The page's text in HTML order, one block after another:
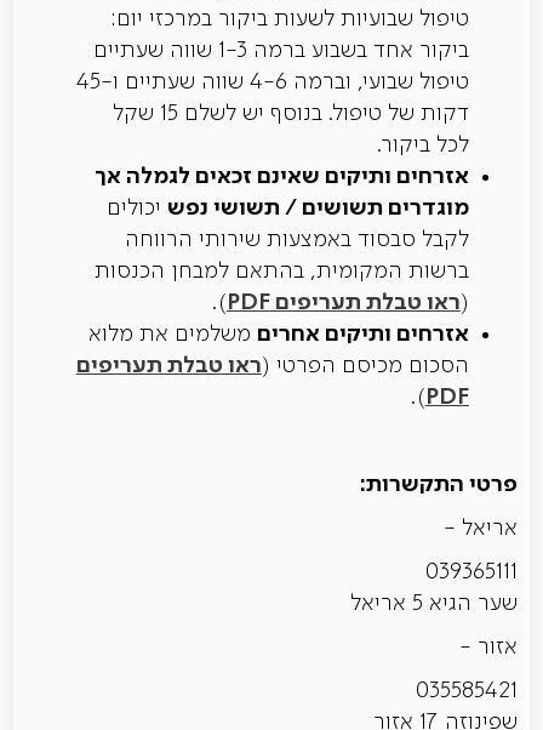
טיפול שבועיות לשעות ביקור במרכזי יום:
ביקור אחד בשבוע ברמה 1-3 שווה שעתיים
טיפול שבועי, וברמה 4-6 שווה שעתיים ו-45
דקות של טיפול. בנוסף יש לשלם 15 שקל
לכל ביקור.
אזרחים ותיקים שאינם זכאים לגמלה אך
מוגדרים תשושים / תשושי נפש יכולים
לקבל סבסוד באמצעות שירותי הרווחה
ברשות המקומית, בהתאם למבחן הכנסות
(ראו טבלת תעריפים PDF ).
אזרחים ותיקים אחרים משלמים את מלוא
הסכום מכיסם הפרטי (ראו טבלת תעריפים
PDF
).
פרטי התקשרות:
אריאל -
039365111
שער הגיא 5 אריאל
אזור -
035585421
שפינוזה 17 אזור